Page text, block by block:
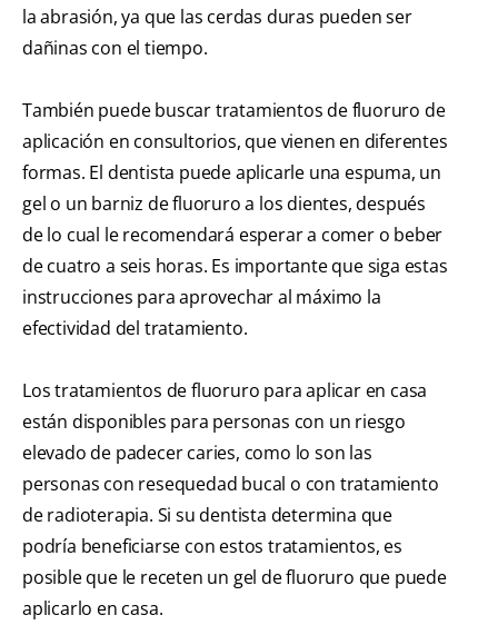
la abrasión, ya que las cerdas duras pueden ser
dañinas con el tiempo.
También puede buscar tratamientos de fluoruro de
aplicación en consultorios, que vienen en diferentes
formas. El dentista puede aplicarle una espuma, un
gel o un barniz de fluoruro a los dientes, después
de lo cual le recomendará esperar a comer o beber
de cuatro a seis horas. Es importante que siga estas
instrucciones para aprovechar al máximo la
efectividad del tratamiento.
Los tratamientos de fluoruro para aplicar en casa
están disponibles para personas con un riesgo
elevado de padecer caries, como lo son las
personas con resequedad bucal o con tratamiento
de radioterapia. Si su dentista determina que
podría beneficiarse con estos tratamientos, es
posible que le receten un gel de fluoruro que puede
aplicarlo en casa.